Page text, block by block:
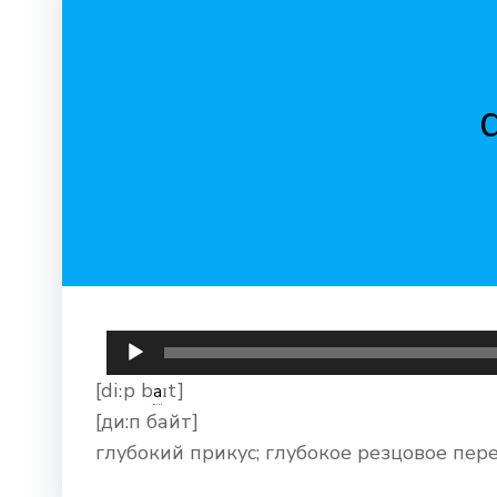
Аудиоплеер
[diːp baɪt]
[ди:п байт]
глубокий прикус; глубокое резцовое